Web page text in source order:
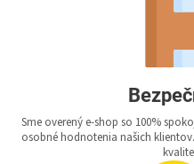
Sme overený e-shop so 100%
osobné hodnotenia našich